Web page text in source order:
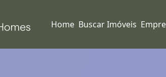
Home Buscar Imóveis